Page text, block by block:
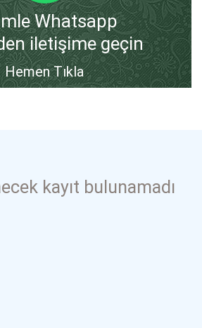
Whatsapp
iletişime geçin
Hemen Tıkla
kayıt bulunamadı